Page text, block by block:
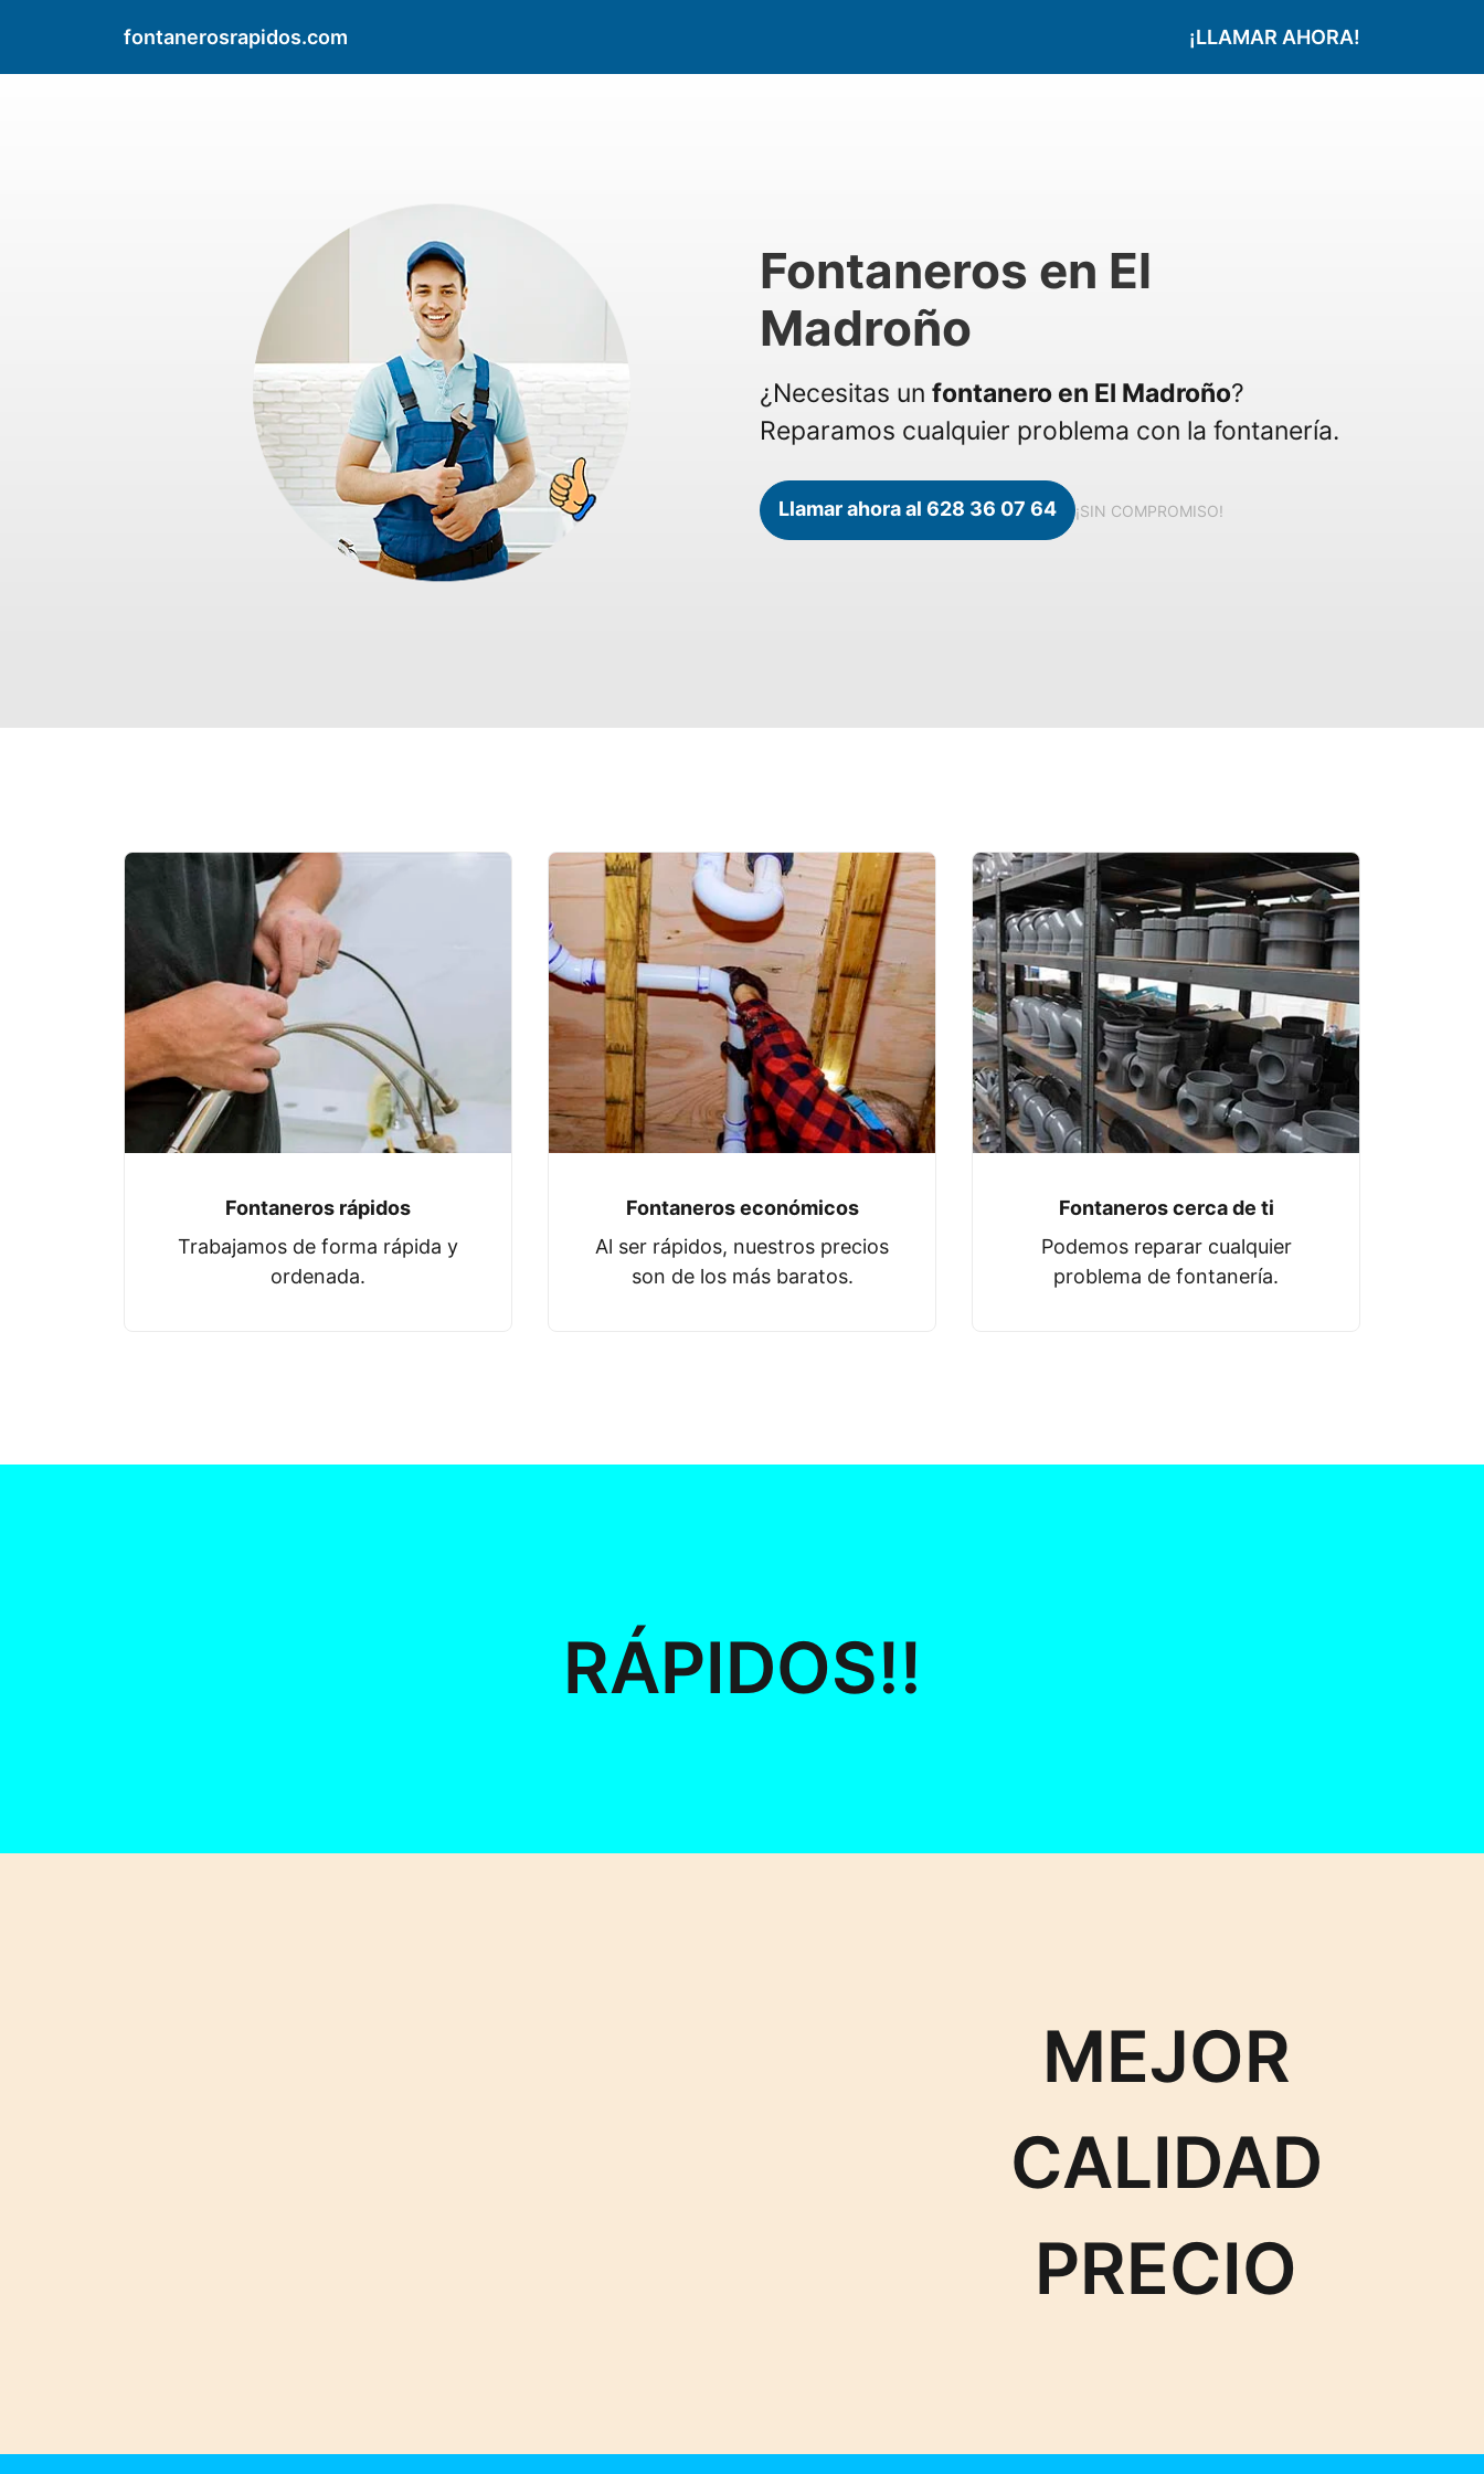
fontanerosrapidos.com ¡LLAMAR AHORA!
Fontaneros en El
Madroño
¿Necesitas un fontanero en El Madroño?
Reparamos cualquier problema con la fontanería.
Llamar ahora al 628 36 07 64 ¡SIN COMPROMISO!
Fontaneros rápidos
Trabajamos de forma rápida y
ordenada.
Fontaneros económicos
Al ser rápidos, nuestros precios
son de los más baratos.
Fontaneros cerca de ti
Podemos reparar cualquier
problema de fontanería.
RÁPIDOS!!
MEJOR
CALIDAD
PRECIO